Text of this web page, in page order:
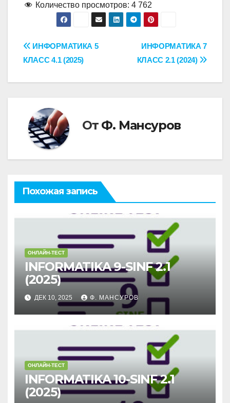
Количество просмотров: 4 762
Навигация
ИНФОРМАТИКА 7
КЛАСС 2.1 (2024)
ИНФОРМАТИКА 5
КЛАСС 4.1 (2025)
От Ф. Мансуров
Похожая запись
ОНЛАЙН-ТЕСТ
INFORMATIKA 9-SINF 2.1
(2025)
ДЕК 10, 2025 Ф. МАНСУРОВ
ОНЛАЙН-ТЕСТ
INFORMATIKA 10-SINF 2.1
(2025)